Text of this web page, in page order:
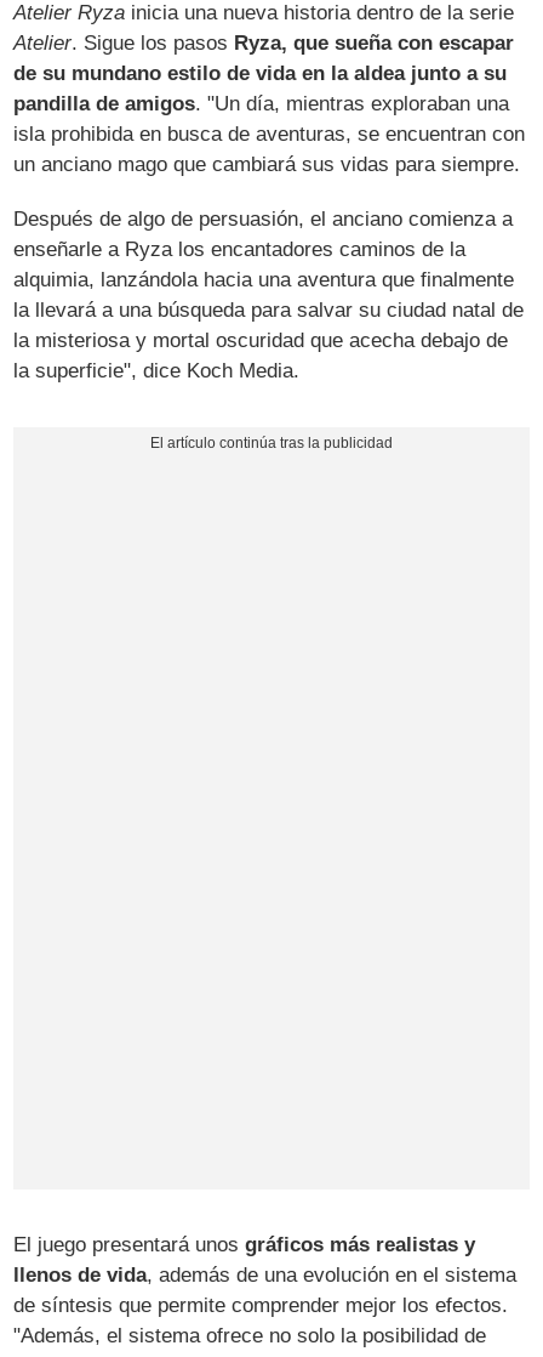
Atelier Ryza inicia una nueva historia dentro de la serie
Atelier. Sigue los pasos Ryza, que sueña con escapar
de su mundano estilo de vida en la aldea junto a su
pandilla de amigos. "Un día, mientras exploraban una
isla prohibida en busca de aventuras, se encuentran con
un anciano mago que cambiará sus vidas para siempre.
Después de algo de persuasión, el anciano comienza a
enseñarle a Ryza los encantadores caminos de la
alquimia, lanzándola hacia una aventura que finalmente
la llevará a una búsqueda para salvar su ciudad natal de
la misteriosa y mortal oscuridad que acecha debajo de
la superficie", dice Koch Media.
El juego presentará unosgráficos más realistas y
llenos de vida, además de una evolución en el sistema
de síntesis que permite comprender mejor los efectos.
"Además, el sistema ofrece no solo la posibilidad de